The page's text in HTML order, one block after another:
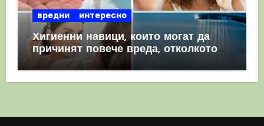
вредни интересно
Хигиенни навици, които могат да
причинят повече вреда, отколкото
полза